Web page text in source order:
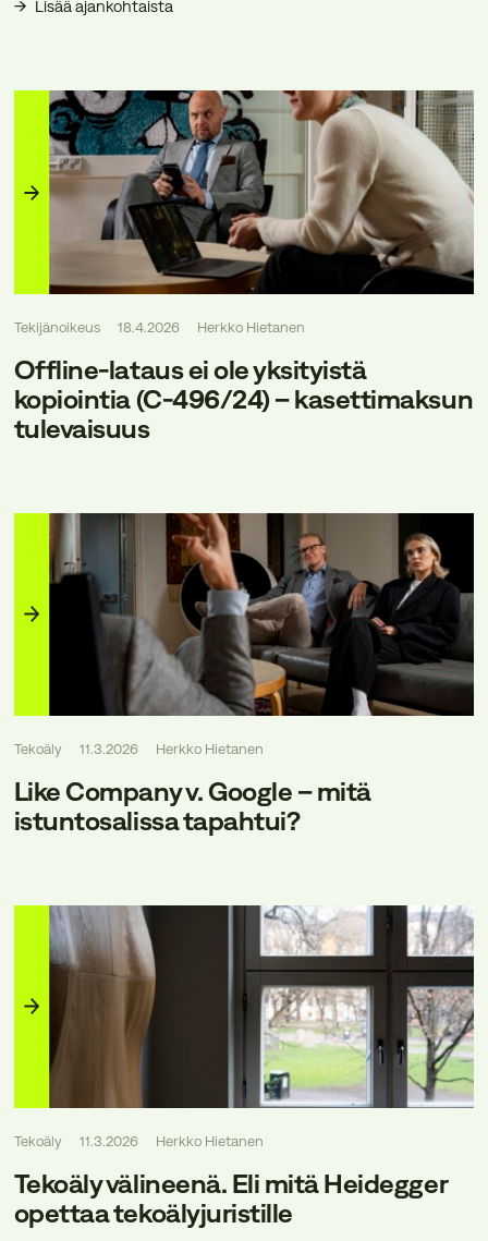
Lisää ajankohtaista
Offline-lataus ei ole yksityistä
kopiointia (C-496/24) – kasettimaksun
tulevaisuus
Tekijänoikeus 18.4.2026 Herkko Hietanen
Like Company v. Google – mitä
istuntosalissa tapahtui?
Tekoäly 11.3.2026 Herkko Hietanen
Tekoäly välineenä. Eli mitä Heidegger
opettaa tekoälyjuristille
Tekoäly 11.3.2026 Herkko Hietanen